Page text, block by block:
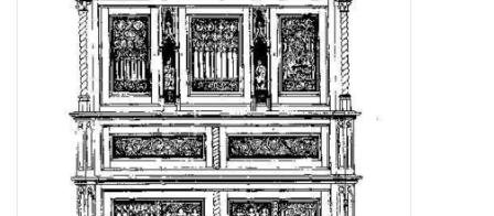
Tijdschriften
Nieuwe tekeningen
NIEUWE TIJDSCHRIFTEN